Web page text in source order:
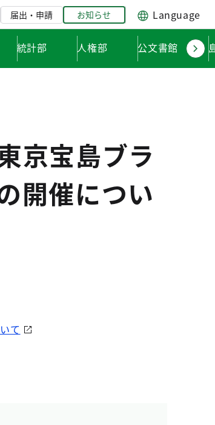
届出・申請 お知らせ Language
統計部 人権部 公文書館
京宝島ブラ
開催につい
て